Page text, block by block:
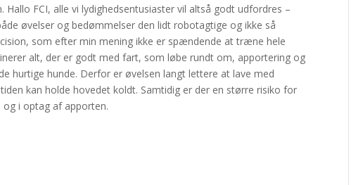
FCI, alle vi lydighedsentusiaster vil altså godt udfordres –
øvelser og bedømmelser den lidt robotagtige og ikke så
som efter min mening ikke er spændende at træne hele
alt, der er godt med fart, som løbe rundt om, apportering og
hurtige hunde. Derfor er øvelsen langt lettere at lave med
kan holde hovedet koldt. Samtidig er der en større risiko for
og i optag af apporten.